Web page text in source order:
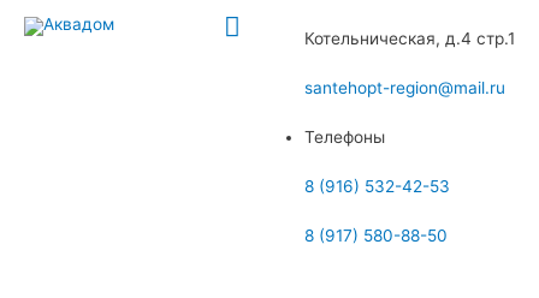
ГлавноеКотельническая, д.4 стр.1
santehopt-region@mail.ru
Телефоны
8 (916) 532-42-53
8 (917) 580-88-50